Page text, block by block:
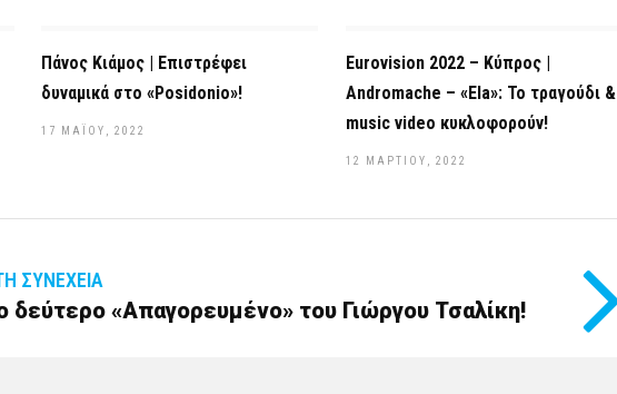
Πάνος Κιάμος | Επιστρέφει
δυναμικά στο «Posidonio»!
17 ΜΑΪ́ΟΥ, 2022
Eurovision 2022 – Κύπρος |
Andromache – «Ela»: Το τραγούδι &
music video κυκλοφορούν!
12 ΜΑΡΤΊΟΥ, 2022
ΣΥΝΈΧΕΙΑ
δεύτερο «Απαγορευμένο» του Γιώργου Τσαλίκη!